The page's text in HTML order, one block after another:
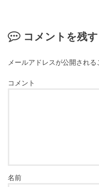
コメントを残す
メールアドレスが公開される
コメント
名前